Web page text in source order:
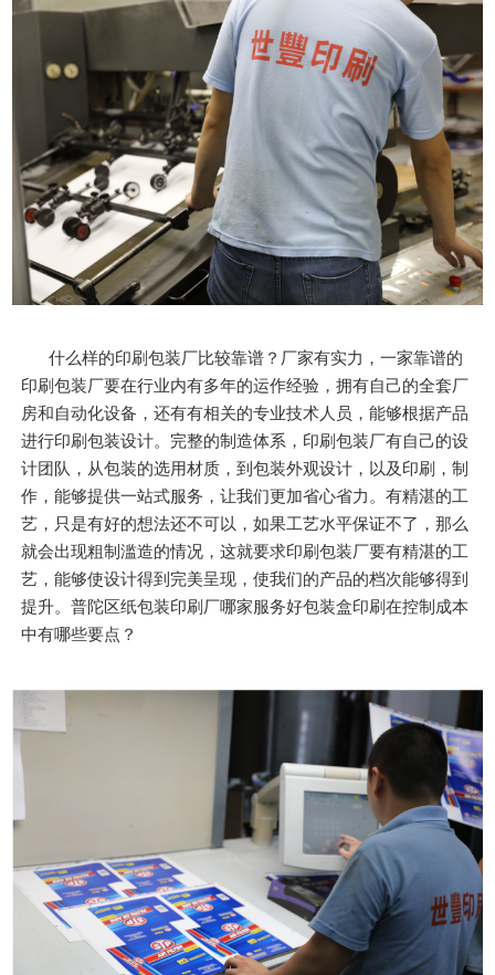
什么样的印刷包装厂比较靠谱？厂家有实力，一家靠谱的
印刷包装厂要在行业内有多年的运作经验，拥有自己的全套厂
房和自动化设备，还有有相关的专业技术人员，能够根据产品
进行印刷包装设计。完整的制造体系，印刷包装厂有自己的设
计团队，从包装的选用材质，到包装外观设计，以及印刷，制
作，能够提供一站式服务，让我们更加省心省力。有精湛的工
艺，只是有好的想法还不可以，如果工艺水平保证不了，那么
就会出现粗制滥造的情况，这就要求印刷包装厂要有精湛的工
艺，能够使设计得到完美呈现，使我们的产品的档次能够得到
提升。普陀区纸包装印刷厂哪家服务好包装盒印刷在控制成本
中有哪些要点？